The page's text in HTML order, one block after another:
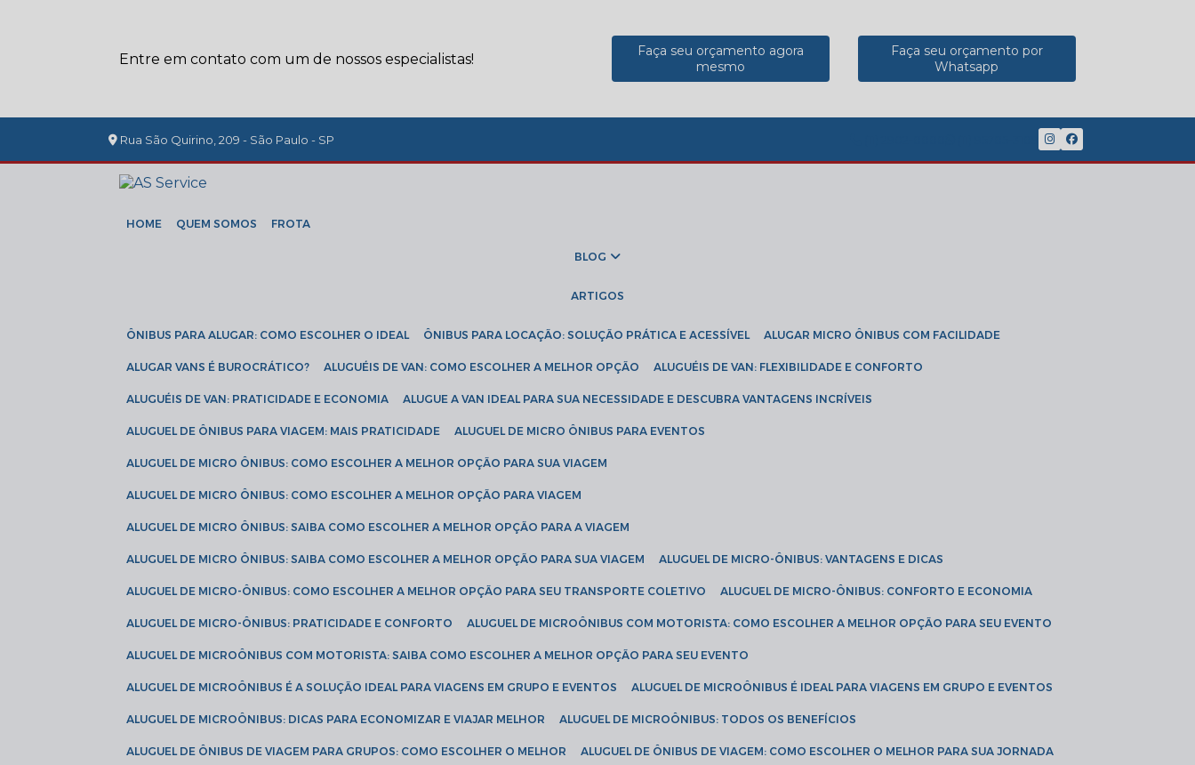
Entre em contato com um de nossos especialistas!
Faça seu orçamento agora
mesmo
Faça seu orçamento por
Whatsapp
Rua São Quirino, 209 - São Paulo - SP
HOME QUEM SOMOS FROTA
BLOG
ARTIGOS
ÔNIBUS PARA ALUGAR: COMO ESCOLHER O IDEAL ÔNIBUS PARA LOCAÇÃO: SOLUÇÃO PRÁTICA E ACESSÍVEL ALUGAR MICRO ÔNIBUS COM FACILIDADE
ALUGAR VANS É BUROCRÁTICO? ALUGUÉIS DE VAN: COMO ESCOLHER A MELHOR OPÇÃO ALUGUÉIS DE VAN: FLEXIBILIDADE E CONFORTO
ALUGUÉIS DE VAN: PRATICIDADE E ECONOMIA ALUGUE A VAN IDEAL PARA SUA NECESSIDADE E DESCUBRA VANTAGENS INCRÍVEIS
ALUGUEL DE ÔNIBUS PARA VIAGEM: MAIS PRATICIDADE ALUGUEL DE MICRO ÔNIBUS PARA EVENTOS
ALUGUEL DE MICRO ÔNIBUS: COMO ESCOLHER A MELHOR OPÇÃO PARA SUA VIAGEM
ALUGUEL DE MICRO ÔNIBUS: COMO ESCOLHER A MELHOR OPÇÃO PARA VIAGEM
ALUGUEL DE MICRO ÔNIBUS: SAIBA COMO ESCOLHER A MELHOR OPÇÃO PARA A VIAGEM
ALUGUEL DE MICRO ÔNIBUS: SAIBA COMO ESCOLHER A MELHOR OPÇÃO PARA SUA VIAGEM ALUGUEL DE MICRO-ÔNIBUS: VANTAGENS E DICAS
ALUGUEL DE MICRO-ÔNIBUS: COMO ESCOLHER A MELHOR OPÇÃO PARA SEU TRANSPORTE COLETIVO ALUGUEL DE MICRO-ÔNIBUS: CONFORTO E ECONOMIA
ALUGUEL DE MICRO-ÔNIBUS: PRATICIDADE E CONFORTO ALUGUEL DE MICROÔNIBUS COM MOTORISTA: COMO ESCOLHER A MELHOR OPÇÃO PARA SEU EVENTO
ALUGUEL DE MICROÔNIBUS COM MOTORISTA: SAIBA COMO ESCOLHER A MELHOR OPÇÃO PARA SEU EVENTO
ALUGUEL DE MICROÔNIBUS É A SOLUÇÃO IDEAL PARA VIAGENS EM GRUPO E EVENTOS ALUGUEL DE MICROÔNIBUS É IDEAL PARA VIAGENS EM GRUPO E EVENTOS
ALUGUEL DE MICROÔNIBUS: DICAS PARA ECONOMIZAR E VIAJAR MELHOR ALUGUEL DE MICROÔNIBUS: TODOS OS BENEFÍCIOS
ALUGUEL DE ÔNIBUS DE VIAGEM PARA GRUPOS: COMO ESCOLHER O MELHOR ALUGUEL DE ÔNIBUS DE VIAGEM: COMO ESCOLHER O MELHOR PARA SUA JORNADA